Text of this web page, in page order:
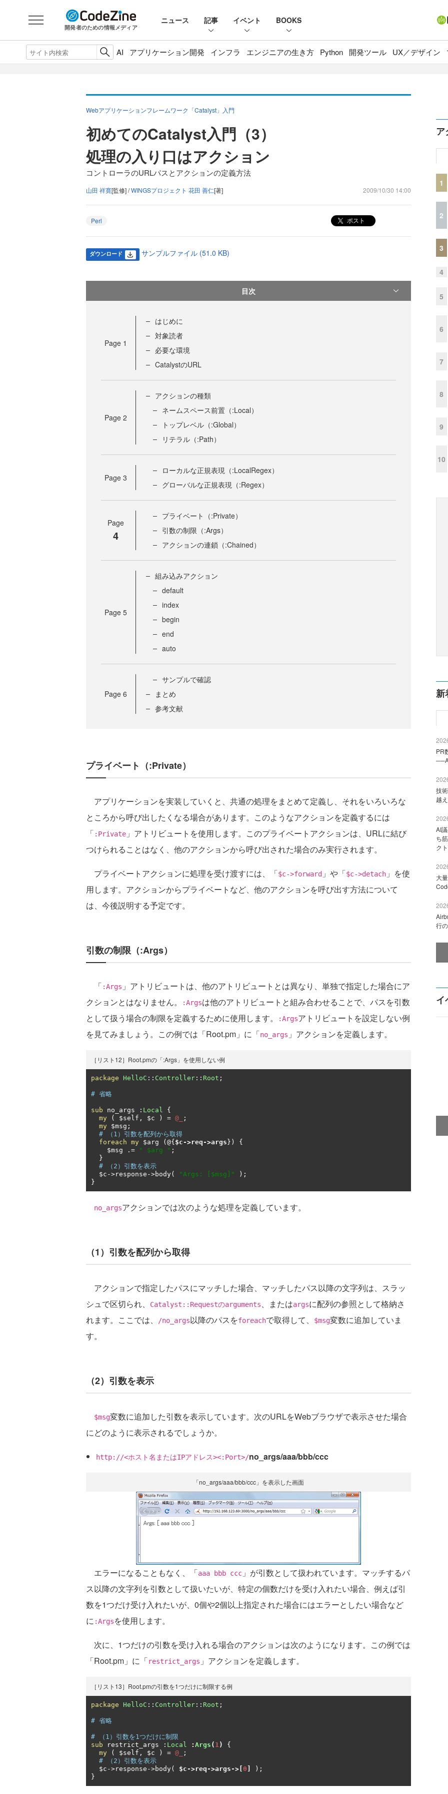
開発者のための情報メディア
ニュース 記事 イベント BOOKS
AI アプリケーション開発 インフラ エンジニアの生き方 Python 開発ツール UX／デザイン
Webアプリケーションフレームワーク「Catalyst」入門
初めてのCatalyst入門（3）
処理の入り口はアクション
コントローラのURLパスとアクションの定義方法
山田 祥寛[監修] /WINGSプロジェクト 花田 善仁[著] 2009/10/30 14:00
Perl ポスト
ダウンロード サンプルファイル (51.0 KB)
目次
Page 1
はじめに
対象読者
必要な環境
CatalystのURL
Page 2
アクションの種類
ネームスペース前置（:Local）
トップレベル（:Global）
リテラル（:Path）
Page 3
ローカルな正規表現（:LocalRegex）
グローバルな正規表現（:Regex）
Page
4
プライベート（:Private）
引数の制限（:Args）
アクションの連鎖（:Chained）
Page 5
組み込みアクション
default
index
begin
end
auto
Page 6
サンプルで確認
まとめ
参考文献
プライベート（:Private）
アプリケーションを実装していくと、共通の処理をまとめて定義し、それをいろいろな
ところから呼び出したくなる場合があります。このようなアクションを定義するには
「 :Private 」アトリビュートを使用します。このプライベートアクションは、URLに結び
つけられることはなく、他のアクションから呼び出された場合のみ実行されます。
プライベートアクションに処理を受け渡すには、「$c->forward 」や「$c->detach 」を使
用します。アクションからプライベートなど、他のアクションを呼び出す方法について
は、今後説明する予定です。
引数の制限（:Args）
「 :Args 」アトリビュートは、他のアトリビュートとは異なり、単独で指定した場合にア
クションとはなりません。
:Argsは他のアトリビュートと組み合わせることで、パスを引数
として扱う場合の制限を定義するために使用します。
:Argsアトリビュートを設定しない例
を見てみましょう。この例では「Root.pm」に「no_args 」アクションを定義します。
［リスト12］Root.pmの「:Args」を使用しない例
package HelloC :: Controller :: Root ;
# 省略
sub no_args : Local
{
my
( $self , $c ) = @_
;
my $msg ;
# （1）引数を配列から取得
foreach my $arg (@{ $c ->req ->args })
{
    $msg
.= " $arg " ;
}
# （2）引数を表示
  $c
->response ->body( "Args: [$msg]"
);
}
no_argsアクションでは次のような処理を定義しています。
（1）引数を配列から取得
アクションで指定したパスにマッチした場合、マッチしたパス以降の文字列は、スラッ
シュで区切られ、
Catalyst::Requestのarguments、またはargsに配列の参照として格納さ
れます。ここでは、
/no_args以降のパスをforeachで取得して、 $msg変数に追加していま
す。
（2）引数を表示
$msg変数に追加した引数を表示しています。次のURLをWebブラウザで表示させた場合
にどのように表示されるでしょうか。
http://<ホスト名またはIPアドレス><:Port>/no_args/aaa/bbb/ccc
「no_args/aaa/bbb/ccc」を表示した画面
エラーになることもなく、「aaa bbb ccc 」が引数として扱われています。マッチするパ
ス以降の文字列を引数として扱いたいが、特定の個数だけを受け入れたい場合、例えば引
数を1つだけ受け入れたいが、0個や2個以上指定された場合にはエラーとしたい場合など
に :Argsを使用します。
次に、1つだけの引数を受け入れる場合のアクションは次のようになります。この例では
「Root.pm」に「restrict_args 」アクションを定義します。
［リスト13］Root.pmの引数を1つだけに制限する例
package HelloC :: Controller :: Root ;
# 省略
# （1）引数を1つだけに制限
sub restrict_args : Local : Args ( 1)
{
my
( $self , $c ) = @_
;
# （2）引数を表示
  $c
->response ->body( $c ->req ->args ->[ 0
);
}
ア
1
2
3
4
5
6
7
8
9
10
新
PR
技
越
AI
ち
ク
大
行
イ